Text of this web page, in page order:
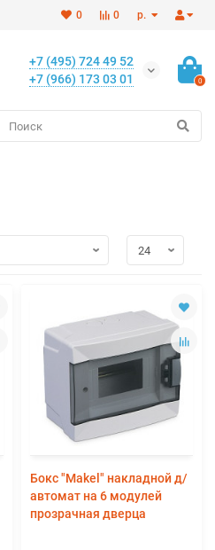
р.
0
0
+7 (495) 724 49 52
+7 (966) 173 03 01
0
Бокс "Makel" накладной д/
автомат на 6 модулей
прозрачная дверца